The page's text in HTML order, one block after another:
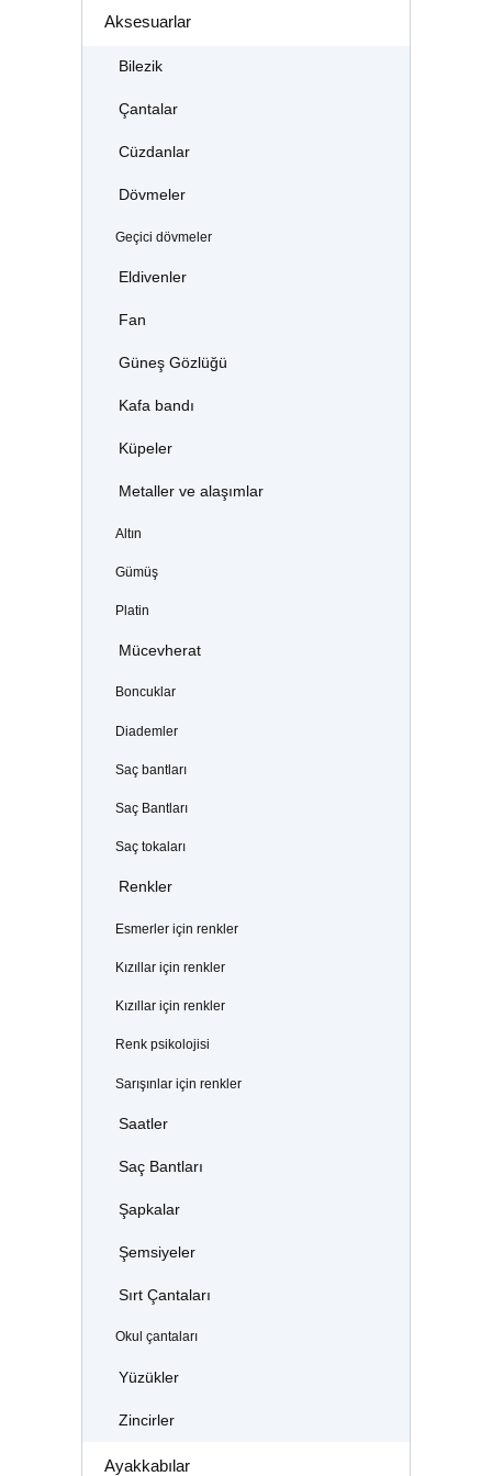
Aksesuarlar
Bilezik
Çantalar
Cüzdanlar
Dövmeler
Geçici dövmeler
Eldivenler
Fan
Güneş Gözlüğü
Kafa bandı
Küpeler
Metaller ve alaşımlar
Altın
Gümüş
Platin
Mücevherat
Boncuklar
Diademler
Saç bantları
Saç Bantları
Saç tokaları
Renkler
Esmerler için renkler
Kızıllar için renkler
Kızıllar için renkler
Renk psikolojisi
Sarışınlar için renkler
Saatler
Saç Bantları
Şapkalar
Şemsiyeler
Sırt Çantaları
Okul çantaları
Yüzükler
Zincirler
Ayakkabılar